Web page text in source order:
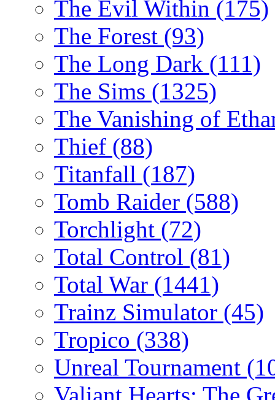
The Evil Within (175)
The Forest (93)
The Long Dark (111)
The Sims (1325)
The Vanishing of
Thief (88)
Titanfall (187)
Tomb Raider (588)
Torchlight (72)
Total Control (81)
Total War (1441)
Trainz Simulator (45)
Tropico (338)
Unreal Tournament
Valiant Hearts: The